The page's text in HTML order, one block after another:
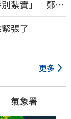
別紮實」 鄭明
張了
更多
氣象署